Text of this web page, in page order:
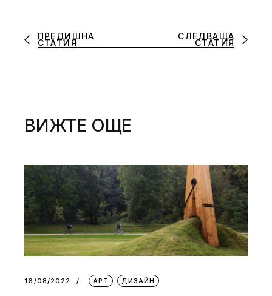
ПРЕДИШНА
СТАТИЯ
СЛЕДВАЩА
СТАТИЯ
ВИЖТЕ ОЩЕ
16/08/2022 АРТ ДИЗАЙН